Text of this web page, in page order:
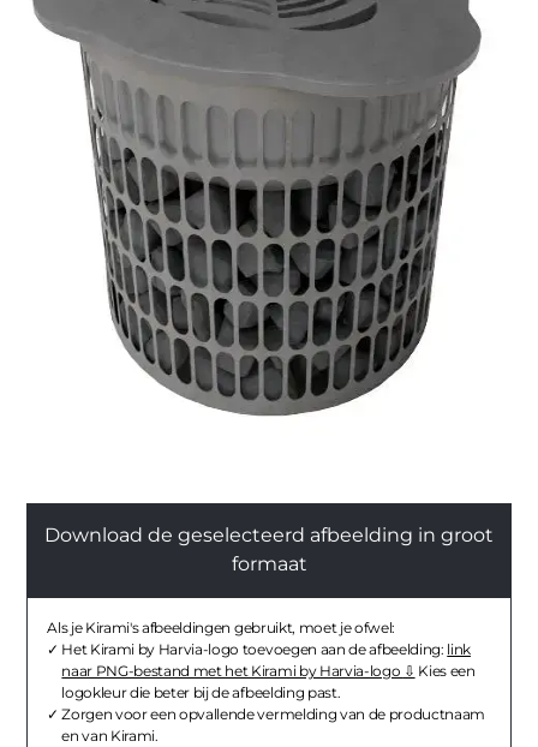
Download de geselecteerd afbeelding in groot
formaat
Als je Kirami's afbeeldingen gebruikt, moet je ofwel:
Het Kirami by Harvia-logo toevoegen aan de afbeelding: link
naar PNG-bestand met het Kirami by Harvia-logo
Kies een
logokleur die beter bij de afbeelding past.
Zorgen voor een opvallende vermelding van de productnaam
en van Kirami.